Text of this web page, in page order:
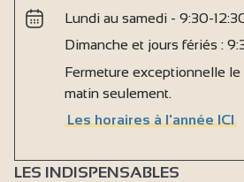
Lundi au samedi - 9:30-
Dimanche et jours fériés :
Fermeture exceptionnelle le
matin seulement.
Les horaires à l'année ICI
LES INDISPENSABLES